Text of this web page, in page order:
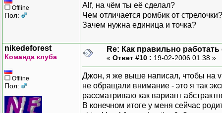
Offline
Пол:
Alf, на чём ты её сделал?
Чем отличается ромбик от стрелочки?
Зачем нужна единица и точка?
nikedeforest
Команда клуба
Offline
Пол:
Re: Как правильно
« Ответ #10 : 19-02-2006 01:38 »
Джон, я же выше написал, чтобы на
не обращали внимание - это я так
рассматриваю как вариант
В конечном итоге у меня сейчас